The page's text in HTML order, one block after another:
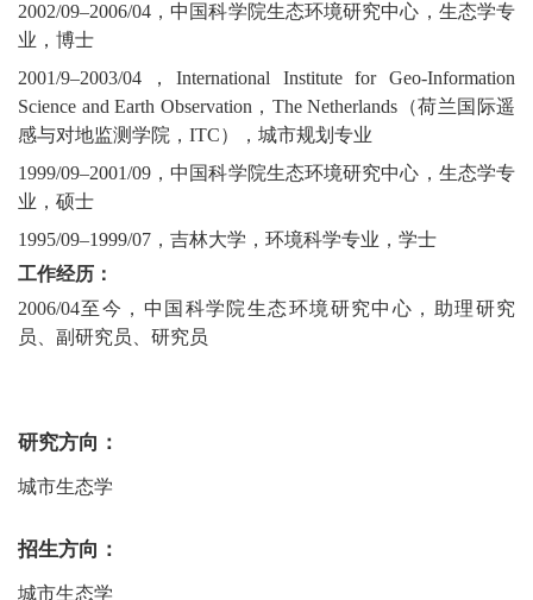
2002/09–2006/04 ，中国科学院生态环境研究中心，生态学专
业，博士
2001/9–2003/04 ，International Institute for Geo-Information
Science and Earth Observation ， The Netherlands （荷兰国际遥
感与对地监测学院， ITC），城市规划专业
1999/09–2001/09 ，中国科学院生态环境研究中心，生态学专
业，硕士
1995/09–1999/07 ，吉林大学，环境科学专业，学士
工作经历：
2006/04至今，中国科学院生态环境研究中心，助理研究
员、副研究员、研究员
研究方向：
城市生态学
招生方向：
城市生态学